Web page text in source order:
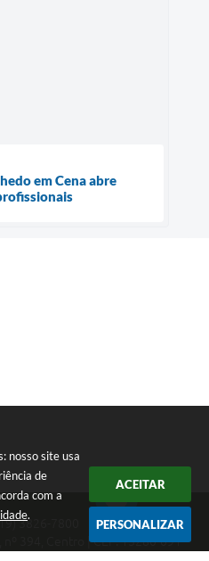
nosso site usa
de
com a
.
ACEITAR
PERSONALIZAR
em Cena abre
3826-7800
nº 394, Centro | CEP: 13280-091